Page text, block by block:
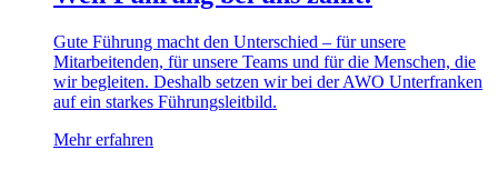
Gute Führung macht den Unterschied – für unsere
Mitarbeitenden, für unsere Teams und für die Menschen, die
wir begleiten. Deshalb setzen wir bei der AWO Unterfranken
auf ein starkes Führungsleitbild.
Mehr erfahren